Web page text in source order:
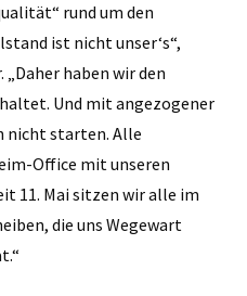
rund um den
ist nicht unser‘s“,
haben wir den
Und mit angezogener
nicht starten. Alle
Office mit unseren
11. Mai sitzen wir alle im
die uns Wegewart